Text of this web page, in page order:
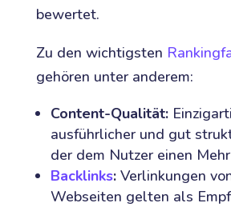
bewertet.
Zu den wichtigsten
gehören unter anderem:
Content-Qualität:
ausführlicher und gut
der dem Nutzer einen
Backlinks:Verlinkungen
Webseiten gelten als